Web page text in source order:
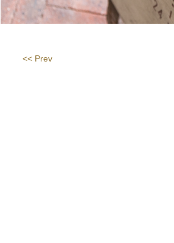
<< Prev